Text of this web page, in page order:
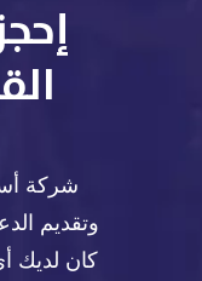
شركة
وتقديم
كان لديك